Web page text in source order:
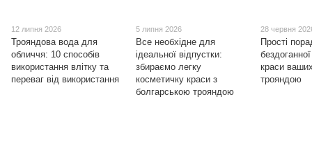
12 липня 2026
Трояндова вода для
обличчя: 10 способів
використання влітку та
переваг від використання
5 липня 2026
Все необхідне для
ідеальної відпустки:
збираємо легку
косметичку краси з
болгарською трояндою
28 червня
Прості
краси
трояндою